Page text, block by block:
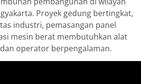
Proyek gedung bertingkat,
industri, pemasangan panel
mesin berat membutuhkan alat
operator berpengalaman.